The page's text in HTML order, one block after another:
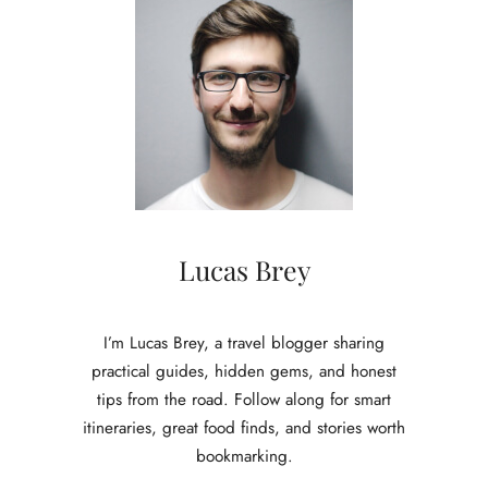
Lucas Brey
I’m Lucas Brey, a travel blogger sharing
practical guides, hidden gems, and honest
tips from the road. Follow along for smart
itineraries, great food finds, and stories worth
bookmarking.